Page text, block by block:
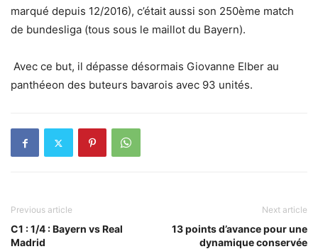
marqué depuis 12/2016), c’était aussi son 250ème match
de bundesliga (tous sous le maillot du Bayern).
Avec ce but, il dépasse désormais Giovanne Elber au
panthéeon des buteurs bavarois avec 93 unités.
Previous article
C1 : 1/4 : Bayern vs Real
Madrid
Next article
13 points d’avance pour une
dynamique conservée